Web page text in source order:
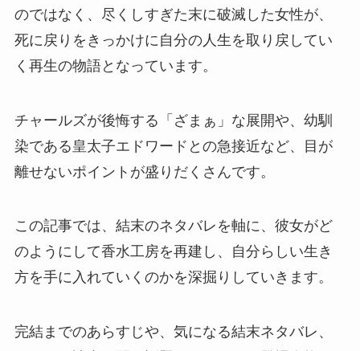
のではなく、尽くしすぎた末に破滅した女性が、
死に戻りをきっかけに自分の人生を取り戻してい
く再生の物語となっています。
チャールズが後悔する「ざまぁ」な展開や、幼馴
染である皇太子エドワードとの急接近など、目が
離せないポイントが盛りだくさんです。
この記事では、結末のネタバレを軸に、彼女がど
のようにして香水工房を再建し、自分らしい生き
方を手に入れていくのかを深掘りしていきます。
完結までのあらすじや、気になる結末ネタバレ、